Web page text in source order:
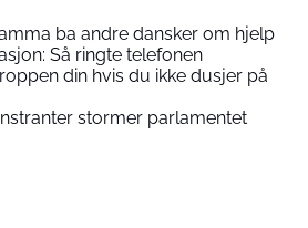
ba andre dansker om hjelp
Så ringte telefonen
din hvis du ikke dusjer på
stormer parlamentet